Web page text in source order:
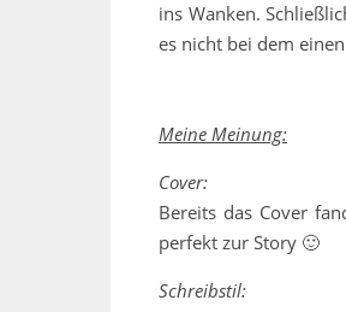
ins Wanken.
es nicht bei dem
Meine Meinung:
Cover:
Bereits das Cover
perfekt zur Story 🙂
Schreibstil: